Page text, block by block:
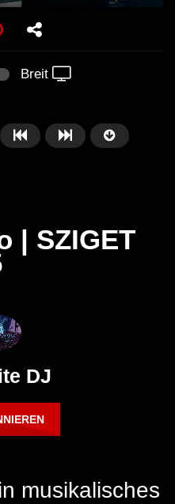
Breit
| SZIGET
DJ
musikalisches